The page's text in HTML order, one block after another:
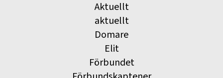
Aktuellt
aktuellt
Domare
Elit
Förbundet